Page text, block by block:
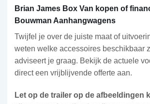
Brian James Box Van kopen of
Bouwman Aanhangwagens
Twijfel je over de juiste maat of
weten welke accessoires beschikbaar
adviseert je graag. Bekijk de actuele
direct een vrijblijvende offerte aan.
Let op de trailer op de afbeeldingen